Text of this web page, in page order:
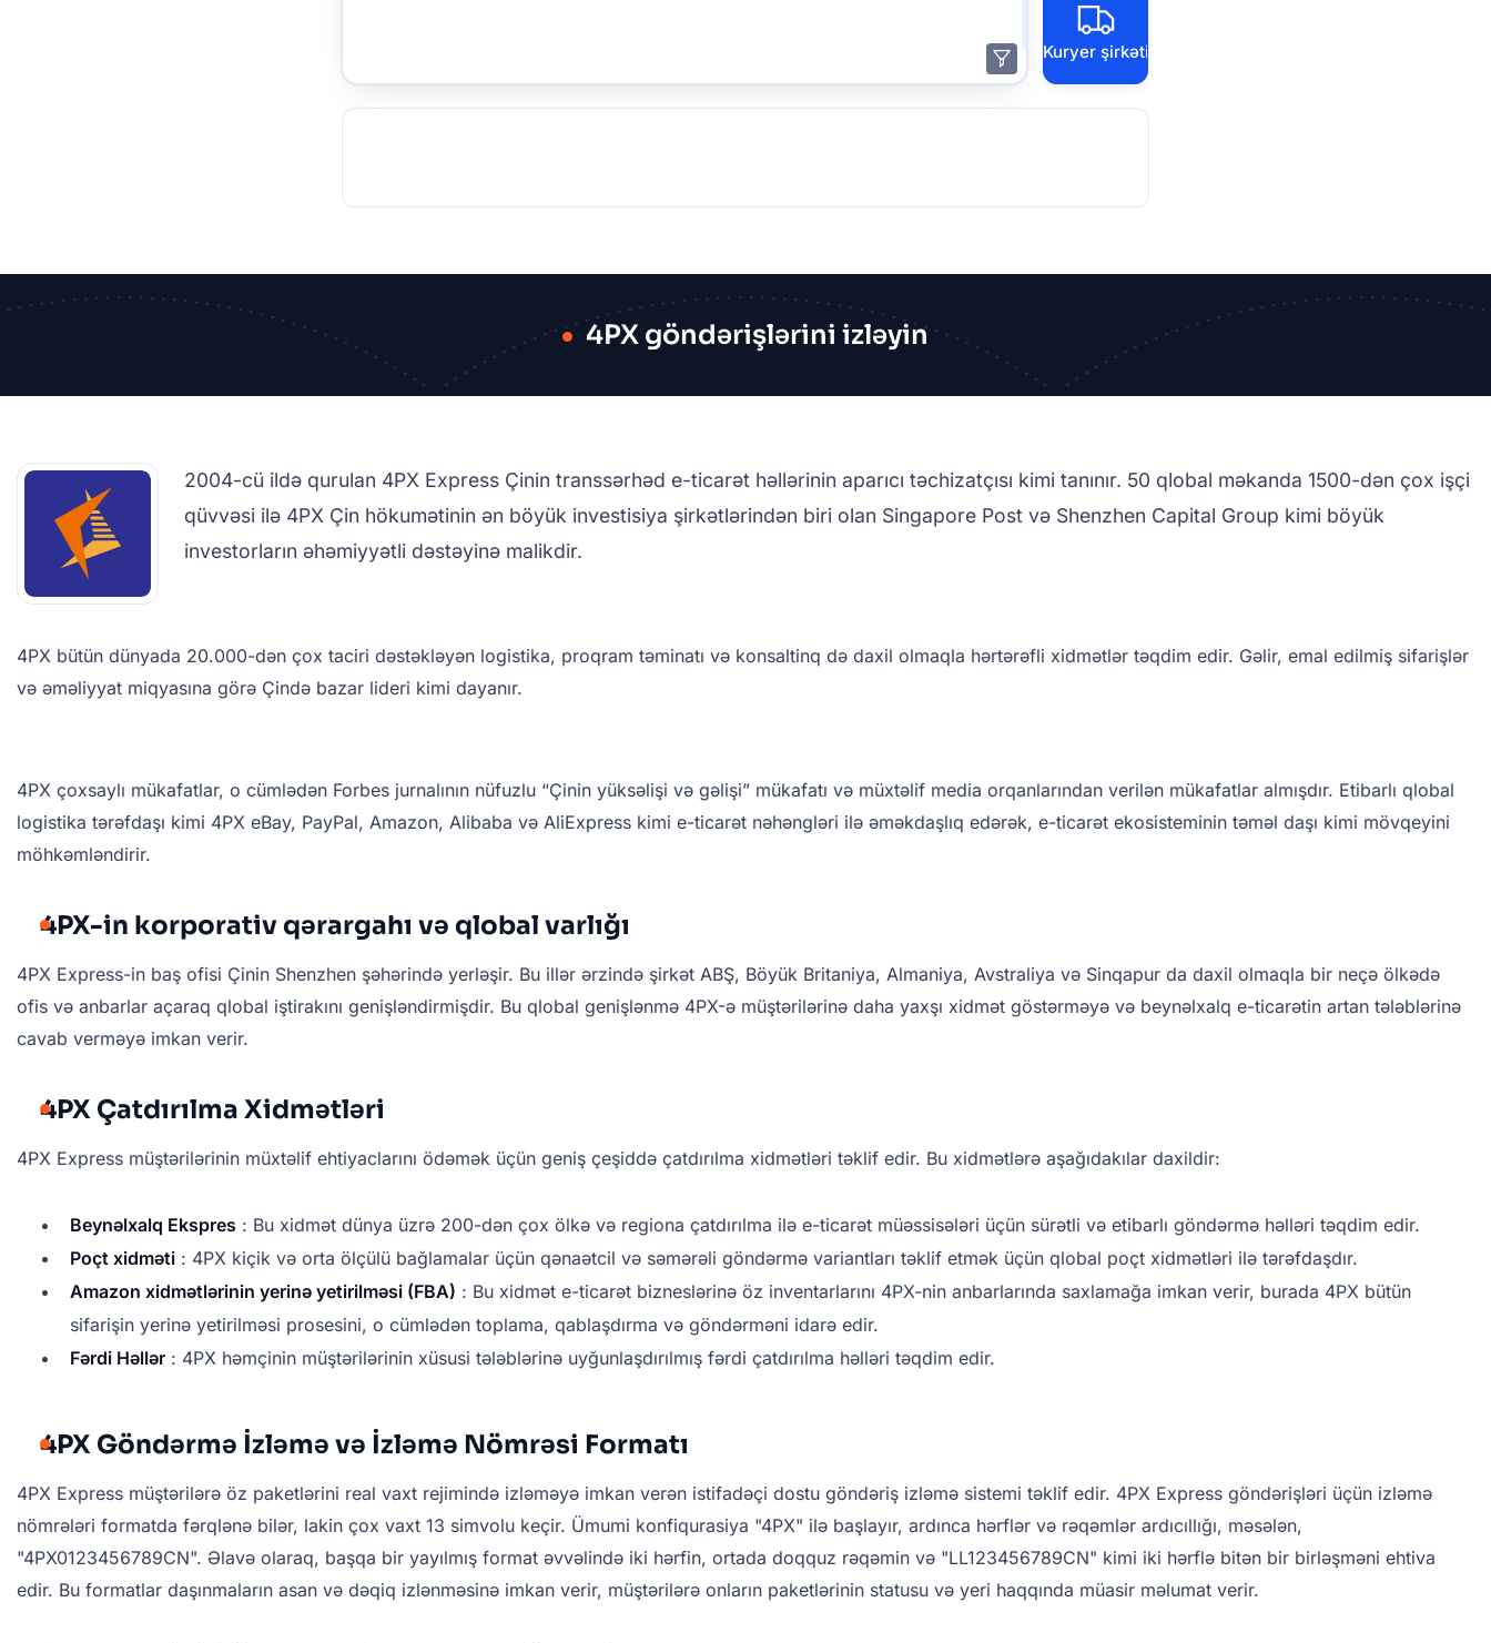
Kuryer şirkəti
4PX göndərişlərini izləyin
2004-cü ildə qurulan 4PX Express Çinin transsərhəd e-ticarət həllərinin aparıcı təchizatçısı kimi tanınır. 50 qlobal məkanda 1500-dən çox işçi
qüvvəsi ilə 4PX Çin hökumətinin ən böyük investisiya şirkətlərindən biri olan Singapore Post və Shenzhen Capital Group kimi böyük
investorların əhəmiyyətli dəstəyinə malikdir.
4PX bütün dünyada 20.000-dən çox taciri dəstəkləyən logistika, proqram təminatı və konsaltinq də daxil olmaqla hərtərəfli xidmətlər təqdim edir. Gəlir, emal edilmiş sifarişlər
və əməliyyat miqyasına görə Çində bazar lideri kimi dayanır.
4PX çoxsaylı mükafatlar, o cümlədən Forbes jurnalının nüfuzlu “Çinin yüksəlişi və gəlişi” mükafatı və müxtəlif media orqanlarından verilən mükafatlar almışdır. Etibarlı qlobal
logistika tərəfdaşı kimi 4PX eBay, PayPal, Amazon, Alibaba və AliExpress kimi e-ticarət nəhəngləri ilə əməkdaşlıq edərək, e-ticarət ekosisteminin təməl daşı kimi mövqeyini
möhkəmləndirir.
4PX-in korporativ qərargahı və qlobal varlığı
4PX Express-in baş ofisi Çinin Shenzhen şəhərində yerləşir. Bu illər ərzində şirkət ABŞ, Böyük Britaniya, Almaniya, Avstraliya və Sinqapur da daxil olmaqla bir neçə ölkədə
ofis və anbarlar açaraq qlobal iştirakını genişləndirmişdir. Bu qlobal genişlənmə 4PX-ə müştərilərinə daha yaxşı xidmət göstərməyə və beynəlxalq e-ticarətin artan tələblərinə
cavab verməyə imkan verir.
4PX Çatdırılma Xidmətləri
4PX Express müştərilərinin müxtəlif ehtiyaclarını ödəmək üçün geniş çeşiddə çatdırılma xidmətləri təklif edir. Bu xidmətlərə aşağıdakılar daxildir:
Beynəlxalq Ekspres : Bu xidmət dünya üzrə 200-dən çox ölkə və regiona çatdırılma ilə e-ticarət müəssisələri üçün sürətli və etibarlı göndərmə həlləri təqdim edir.
Poçt xidməti : 4PX kiçik və orta ölçülü bağlamalar üçün qənaətcil və səmərəli göndərmə variantları təklif etmək üçün qlobal poçt xidmətləri ilə tərəfdaşdır.
Amazon xidmətlərinin yerinə yetirilməsi (FBA) : Bu xidmət e-ticarət bizneslərinə öz inventarlarını 4PX-nin anbarlarında saxlamağa imkan verir, burada 4PX bütün
sifarişin yerinə yetirilməsi prosesini, o cümlədən toplama, qablaşdırma və göndərməni idarə edir.
Fərdi Həllər : 4PX həmçinin müştərilərinin xüsusi tələblərinə uyğunlaşdırılmış fərdi çatdırılma həlləri təqdim edir.
4PX Göndərmə İzləmə və İzləmə Nömrəsi Formatı
4PX Express müştərilərə öz paketlərini real vaxt rejimində izləməyə imkan verən istifadəçi dostu göndəriş izləmə sistemi təklif edir. 4PX Express göndərişləri üçün izləmə
nömrələri formatda fərqlənə bilər, lakin çox vaxt 13 simvolu keçir. Ümumi konfiqurasiya "4PX" ilə başlayır, ardınca hərflər və rəqəmlər ardıcıllığı, məsələn,
"4PX0123456789CN". Əlavə olaraq, başqa bir yayılmış format əvvəlində iki hərfin, ortada doqquz rəqəmin və "LL123456789CN" kimi iki hərflə bitən bir birləşməni ehtiva
edir. Bu formatlar daşınmaların asan və dəqiq izlənməsinə imkan verir, müştərilərə onların paketlərinin statusu və yeri haqqında müasir məlumat verir.